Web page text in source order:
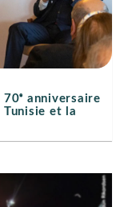
anniversaire
et la